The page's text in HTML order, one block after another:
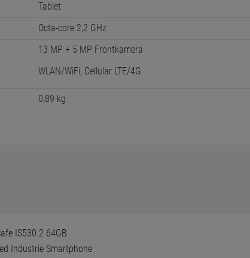
Tablet
Octa-core 2,2 GHz
13 MP + 5 MP Frontkamera
WLAN/WiFi, Cellular LTE/4G
0,89 kg